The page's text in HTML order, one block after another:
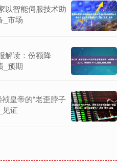
以智能伺服技术助
_市场
解读：份额降
_预期
皇帝的“老歪脖子
见证